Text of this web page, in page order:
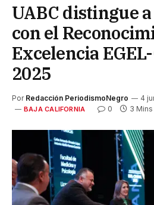
UABC distingue
con el
Excelencia
2025
Por Redacción PeriodismoNegro 4
BAJA CALIFORNIA 0 3